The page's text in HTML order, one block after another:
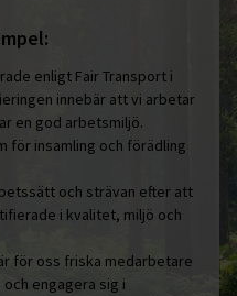
enligt Fair Transport i
innebär att vi arbetar
en god arbetsmiljö.
för insamling och förädling
och strävan efter att
i kvalitet, miljö och
för oss friska medarbetare
engagera sig i